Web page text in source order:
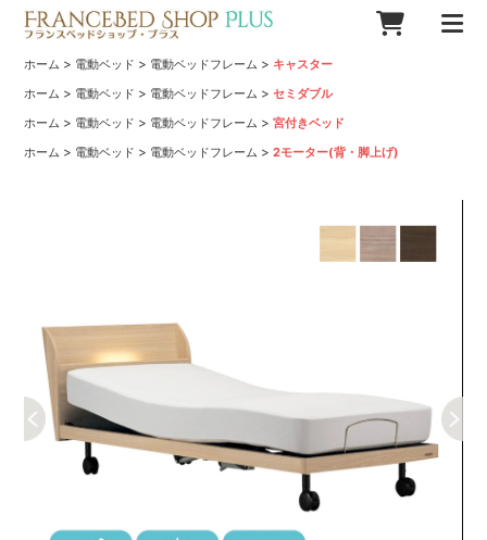
ホーム > 電動ベッド > 電動ベッドフレーム > キャスター
ホーム > 電動ベッド > 電動ベッドフレーム >セミダブル
ホーム > 電動ベッド > 電動ベッドフレーム >宮付きベッド
ホーム > 電動ベッド > 電動ベッドフレーム >2モーター(背・脚上げ)